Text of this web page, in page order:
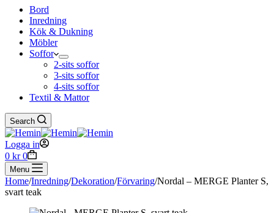
Bord
Inredning
Kök & Dukning
Möbler
Soffor
2-sits soffor
3-sits soffor
4-sits soffor
Textil & Mattor
Search
Logga in
Shopping
cart
0 kr 0
Menu
Home/Inredning/Dekoration/Förvaring/Nordal – MERGE Planter S,
svart teak